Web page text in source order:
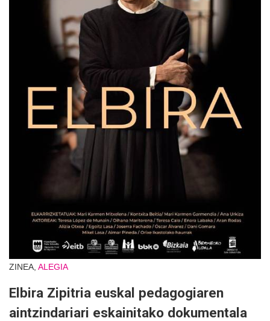
ZINEA, ALEGIA
Elbira Zipitria euskal pedagogiaren
aintzindariari eskainitako dokumentala